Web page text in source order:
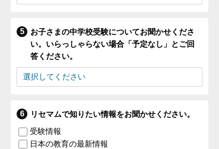
お子さまの中学校受験についてお聞かせくださ
い。いらっしゃらない場合「予定なし」とご回
答ください。
リセマムで知りたい情報をお聞かせください。
受験情報
日本の教育の最新情報